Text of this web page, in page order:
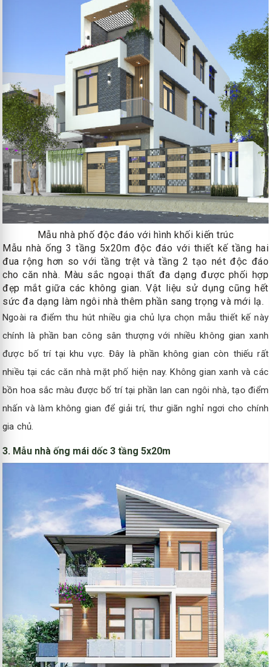
Mẫu nhà phố độc đáo với hình khối kiến trúc
Mẫu nhà ống 3 tầng 5x20m độc đáo với thiết kế tầng hai
đua rộng hơn so với tầng trệt và tầng 2 tạo nét độc đáo
cho căn nhà. Màu sắc ngoại thất đa dạng được phối hợp
đẹp mắt giữa các không gian. Vật liệu sử dụng cũng hết
sức đa dạng làm ngôi nhà thêm phần sang trọng và mới lạ.
Ngoài ra điểm thu hút nhiều gia chủ lựa chọn mẫu thiết kế này
chính là phần ban công sân thượng với nhiều không gian xanh
được bố trí tại khu vực. Đây là phần không gian còn thiếu rất
nhiều tại các căn nhà mặt phố hiện nay. Không gian xanh và các
bồn hoa sắc màu được bố trí tại phần lan can ngôi nhà, tạo điểm
nhấn và làm không gian để giải trí, thư giãn nghỉ ngơi cho chính
gia chủ.
3. Mẫu nhà ống mái dốc 3 tầng 5x20m